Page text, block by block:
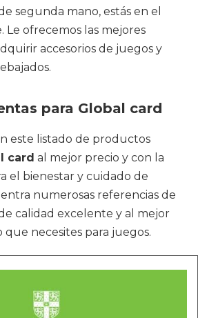
segunda mano, estás en el
Le ofrecemos las mejores
accesorios de juegos y
para Global card
este listado de productos
card al mejor precio y con la
el bienestar y cuidado de
numerosas referencias de
calidad excelente y al mejor
necesites para juegos.